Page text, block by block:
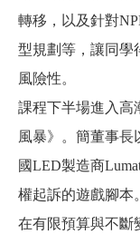
轉移，以及針對
型規劃等，讓同學
風險性。
課程下半場進入
風暴》。簡董事長
國LED製造商
權起訴的遊戲腳本
在有限預算與不斷